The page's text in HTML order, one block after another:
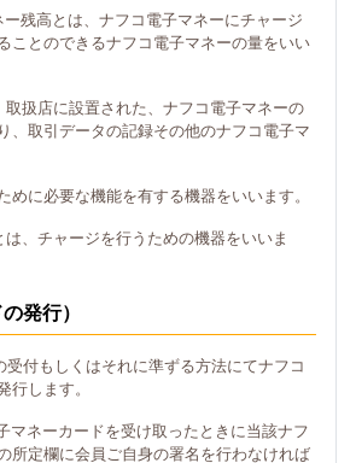
ー残高とは、ナフコ電子マネーにチャージ
ことのできるナフコ電子マネーの量をいい
取扱店に設置された、ナフコ電子マネーの
、取引データの記録その他のナフコ電子マ
めに必要な機能を有する機器をいいます。
は、チャージを行うための機器をいいま
発行）
受付もしくはそれに準ずる方法にてナフコ
行します。
マネーカードを受け取ったときに当該ナフ
所定欄に会員ご自身の署名を行わなければ